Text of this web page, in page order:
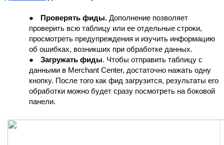
● Проверять фиды. Дополнение позволяет
проверить всю таблицу или ее отдельные строки,
просмотреть предупреждения и изучить информацию
об ошибках, возникших при обработке данных.
●
Загружать фиды. Чтобы отправить таблицу с
данными в Merchant Center, достаточно нажать одну
кнопку. После того как фид загрузится, результаты его
обработки можно будет сразу посмотреть на боковой
панели.